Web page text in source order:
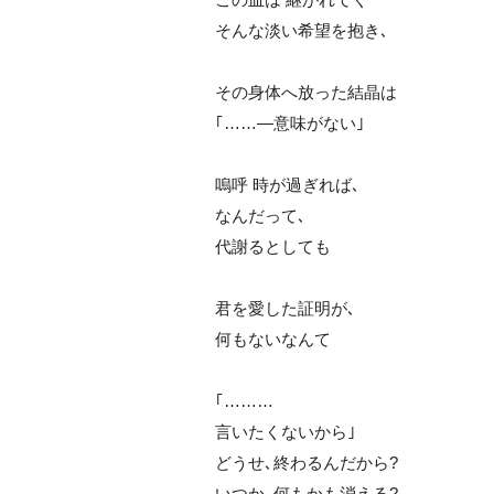
そんな淡い希望を抱き､
その身体へ放った結晶は
｢……―意味がない｣
嗚呼 時が過ぎれば､
なんだって､
代謝るとしても
君を愛した証明が､
何もないなんて
｢………
言いたくないから｣
どうせ､終わるんだから?